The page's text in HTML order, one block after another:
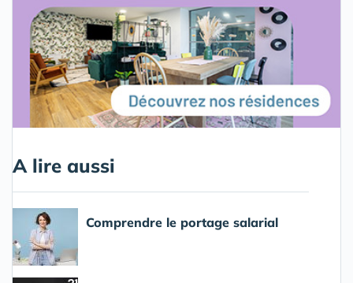
A lire aussi
Comprendre le portage salarial